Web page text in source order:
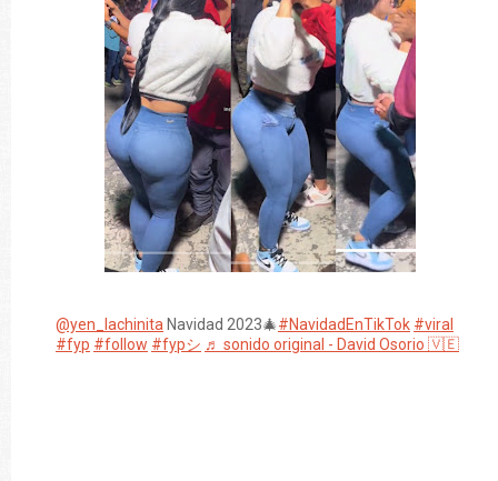
@yen_lachinita Navidad 2023🎄#NavidadEnTikTok #viral
#fyp #follow #fypシ ♬ sonido original - David Osorio 🇻🇪